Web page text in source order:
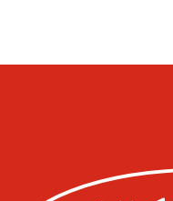
ОГРН 320774600200027